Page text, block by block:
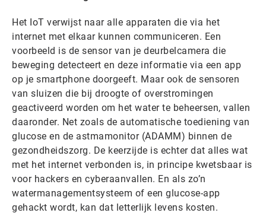
Het IoT verwijst naar alle apparaten die via het
internet met elkaar kunnen communiceren. Een
voorbeeld is de sensor van je deurbelcamera die
beweging detecteert en deze informatie via een app
op je smartphone doorgeeft. Maar ook de sensoren
van sluizen die bij droogte of overstromingen
geactiveerd worden om het water te beheersen, vallen
daaronder. Net zoals de automatische toediening van
glucose en de astmamonitor (ADAMM) binnen de
gezondheidszorg. De keerzijde is echter dat alles wat
met het internet verbonden is, in principe kwetsbaar is
voor hackers en cyberaanvallen. En als zo’n
watermanagementsysteem of een glucose-app
gehackt wordt, kan dat letterlijk levens kosten.